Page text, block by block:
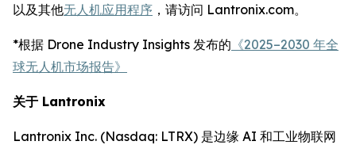
以及其他无人机应用程序 ，请访问 Lantronix.com。
*根据 Drone Industry Insights 发布的 《2025–2030 年全
球无人机市场报告》
关于 Lantronix
Lantronix Inc. (Nasdaq: LTRX) 是边缘 AI 和工业物联网